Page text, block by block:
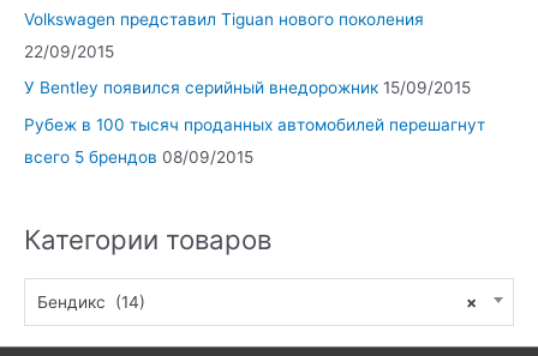
Volkswagen представил Tiguan нового поколения
22/09/2015
У Bentley появился серийный внедорожник 15/09/2015
Рубеж в 100 тысяч проданных автомобилей перешагнут
всего 5 брендов 08/09/2015
Категории товаров
×
Бендикс (14)